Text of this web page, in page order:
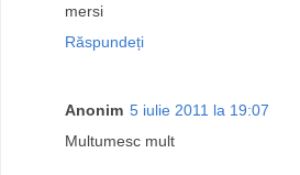
mersi
Răspundeți
Anonim 5 iulie 2011 la 19:07
Multumesc mult